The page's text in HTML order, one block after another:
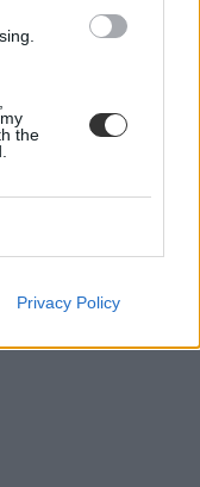
the
Privacy Policy